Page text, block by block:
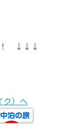
！ ↓↓↓